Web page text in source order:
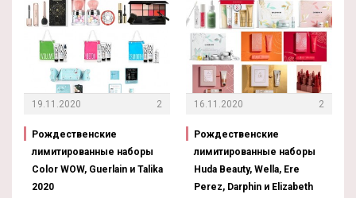
19.11.2020 2
Рождественские
лимитированные наборы
Color WOW, Guerlain и Talika
2020
16.11.2020 2
Рождественские
лимитированные наборы
Huda Beauty, Wella, Ere
Perez, Darphin и Elizabeth